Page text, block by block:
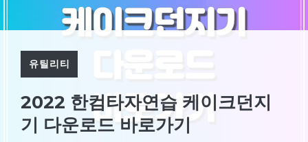
유틸리티
2022 한컴타자연습 케이크던지
기 다운로드 바로가기